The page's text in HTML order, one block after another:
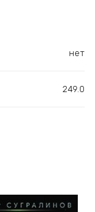
нет
249.0